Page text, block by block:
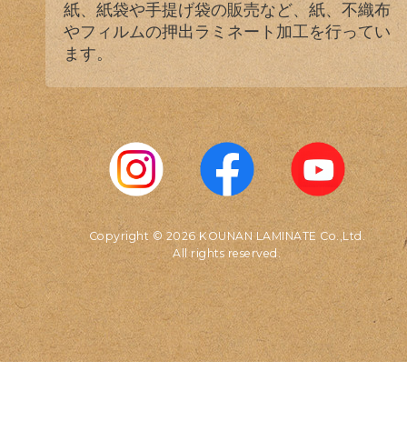
紙、紙袋や手提げ袋の販売など、紙、不織布
やフィルムの押出ラミネート加工を行ってい
ます。
Copyright © 2026 KOUNAN LAMINATE Co.,Ltd.
All rights reserved.